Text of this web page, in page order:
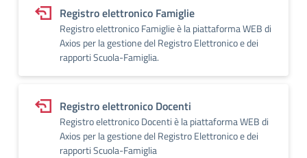
Registro elettronico Famiglie
Registro elettronico Famiglie è la piattaforma WEB di
Axios per la gestione del Registro Elettronico e dei
rapporti Scuola-Famiglia.
Registro elettronico Docenti
Registro elettronico Docenti è la piattaforma WEB di
Axios per la gestione del Registro Elettronico e dei
rapporti Scuola-Famiglia